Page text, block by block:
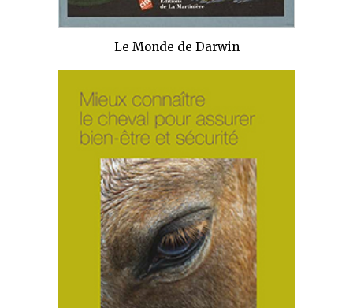
Le Monde de Darwin